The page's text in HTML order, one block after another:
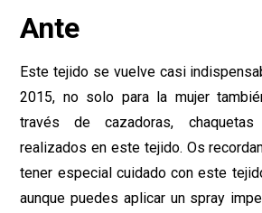
Ante
Este tejido se vuelve casi
2015, no solo para la mujer
través de cazadoras,
realizados en este tejido. Os
tener especial cuidado con este
aunque puedes aplicar un spray